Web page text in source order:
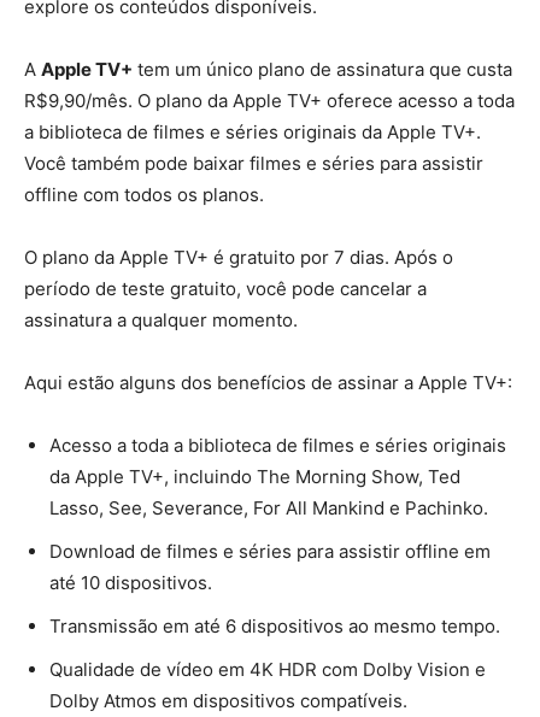
explore os conteúdos disponíveis.
A Apple TV+ tem um único plano de assinatura que custa
R$9,90/mês. O plano da Apple TV+ oferece acesso a toda
a biblioteca de filmes e séries originais da Apple TV+.
Você também pode baixar filmes e séries para assistir
offline com todos os planos.
O plano da Apple TV+ é gratuito por 7 dias. Após o
período de teste gratuito, você pode cancelar a
assinatura a qualquer momento.
Aqui estão alguns dos benefícios de assinar a Apple TV+:
Acesso a toda a biblioteca de filmes e séries originais
da Apple TV+, incluindo The Morning Show, Ted
Lasso, See, Severance, For All Mankind e Pachinko.
Download de filmes e séries para assistir offline em
até 10 dispositivos.
Transmissão em até 6 dispositivos ao mesmo tempo.
Qualidade de vídeo em 4K HDR com Dolby Vision e
Dolby Atmos em dispositivos compatíveis.